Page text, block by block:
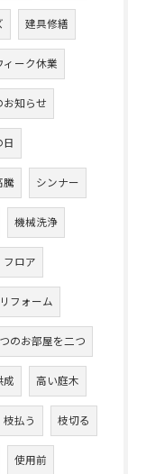
建具修繕
ィーク休業
お知らせ
騰 シンナー
機械洗浄
フロア
フォーム
のお部屋を二つ
成 高い庭木
枝払う 枝切る
使用前